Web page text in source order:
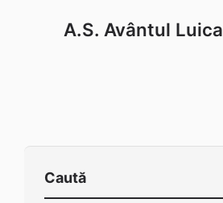
A.S. Avântul Luica
Caută